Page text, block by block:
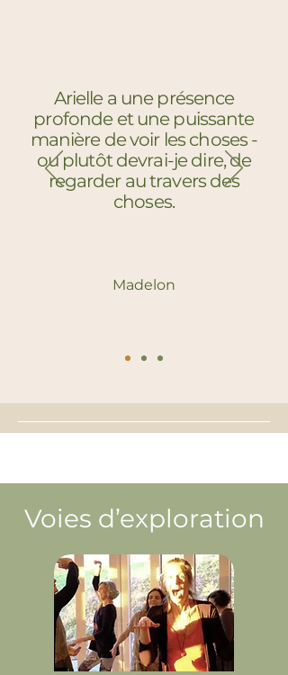
Arielle a une présence
profonde et une puissante
manière de voir les choses -
ou plutôt devrai-je dire, de
regarder au travers des
choses.
Madelon
Voies d’exploration